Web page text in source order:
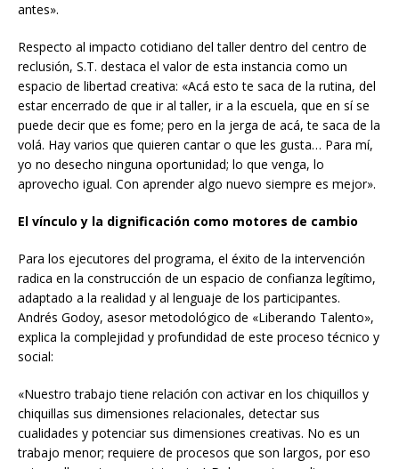
antes».
Respecto al impacto cotidiano del taller dentro del centro de
reclusión, S.T. destaca el valor de esta instancia como un
espacio de libertad creativa: «Acá esto te saca de la rutina, del
estar encerrado de que ir al taller, ir a la escuela, que en sí se
puede decir que es fome; pero en la jerga de acá, te saca de la
volá. Hay varios que quieren cantar o que les gusta… Para mí,
yo no desecho ninguna oportunidad; lo que venga, lo
aprovecho igual. Con aprender algo nuevo siempre es mejor».
El vínculo y la dignificación como motores de cambio
Para los ejecutores del programa, el éxito de la intervención
radica en la construcción de un espacio de confianza legítimo,
adaptado a la realidad y al lenguaje de los participantes.
Andrés Godoy, asesor metodológico de «Liberando Talento»,
explica la complejidad y profundidad de este proceso técnico y
social:
«Nuestro trabajo tiene relación con activar en los chiquillos y
chiquillas sus dimensiones relacionales, detectar sus
cualidades y potenciar sus dimensiones creativas. No es un
trabajo menor; requiere de procesos que son largos, por eso